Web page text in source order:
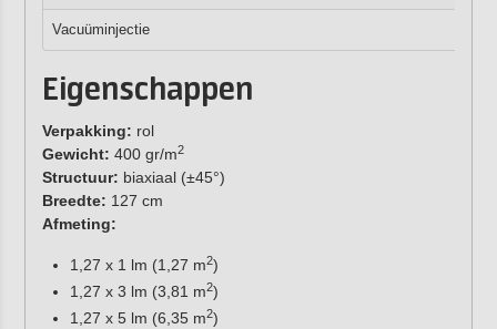
Vacuüminjectie
Eigenschappen
Verpakking: rol
Gewicht: 400 gr/m2
Structuur: biaxiaal (±45°)
Breedte: 127 cm
Afmeting:
1,27 x 1 lm (1,27 m2)
1,27 x 3 lm (3,81 m2)
1,27 x 5 lm (6,35 m2)